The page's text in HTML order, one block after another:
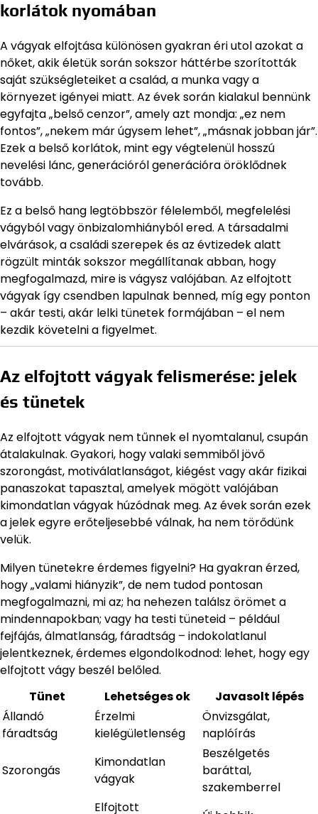
korlátok nyomában
A vágyak elfojtása különösen gyakran éri utol azokat a
nőket, akik életük során sokszor háttérbe szorították
saját szükségleteiket a család, a munka vagy a
környezet igényei miatt. Az évek során kialakul bennünk
egyfajta „belső cenzor”, amely azt mondja: „ez nem
fontos”, „nekem már úgysem lehet”, „másnak jobban jár”.
Ezek a belső korlátok, mint egy végtelenül hosszú
nevelési lánc, generációról generációra öröklődnek
tovább.
Ez a belső hang legtöbbször félelemből, megfelelési
vágyból vagy önbizalomhiányból ered. A társadalmi
elvárások, a családi szerepek és az évtizedek alatt
rögzült minták sokszor megállítanak abban, hogy
megfogalmazd, mire is vágysz valójában. Az elfojtott
vágyak így csendben lapulnak benned, míg egy ponton
– akár testi, akár lelki tünetek formájában – el nem
kezdik követelni a figyelmet.
Az elfojtott vágyak felismerése: jelek
és tünetek
Az elfojtott vágyak nem tűnnek el nyomtalanul, csupán
átalakulnak. Gyakori, hogy valaki semmiből jövő
szorongást, motiválatlanságot, kiégést vagy akár fizikai
panaszokat tapasztal, amelyek mögött valójában
kimondatlan vágyak húzódnak meg. Az évek során ezek
a jelek egyre erőteljesebbé válnak, ha nem törődünk
velük.
Milyen tünetekre érdemes figyelni? Ha gyakran érzed,
hogy „valami hiányzik”, de nem tudod pontosan
megfogalmazni, mi az; ha nehezen találsz örömet a
mindennapokban; vagy ha testi tüneteid – például
fejfájás, álmatlanság, fáradtság – indokolatlanul
jelentkeznek, érdemes elgondolkodnod: lehet, hogy egy
elfojtott vágy beszél belőled.
Tünet
Lehetséges ok
Javasolt lépés
Állandó
fáradtság
Érzelmi
kielégületlenség
Önvizsgálat,
naplóírás
Szorongás
Kimondatlan
vágyak
Beszélgetés
baráttal,
szakemberrel
Elfojtott